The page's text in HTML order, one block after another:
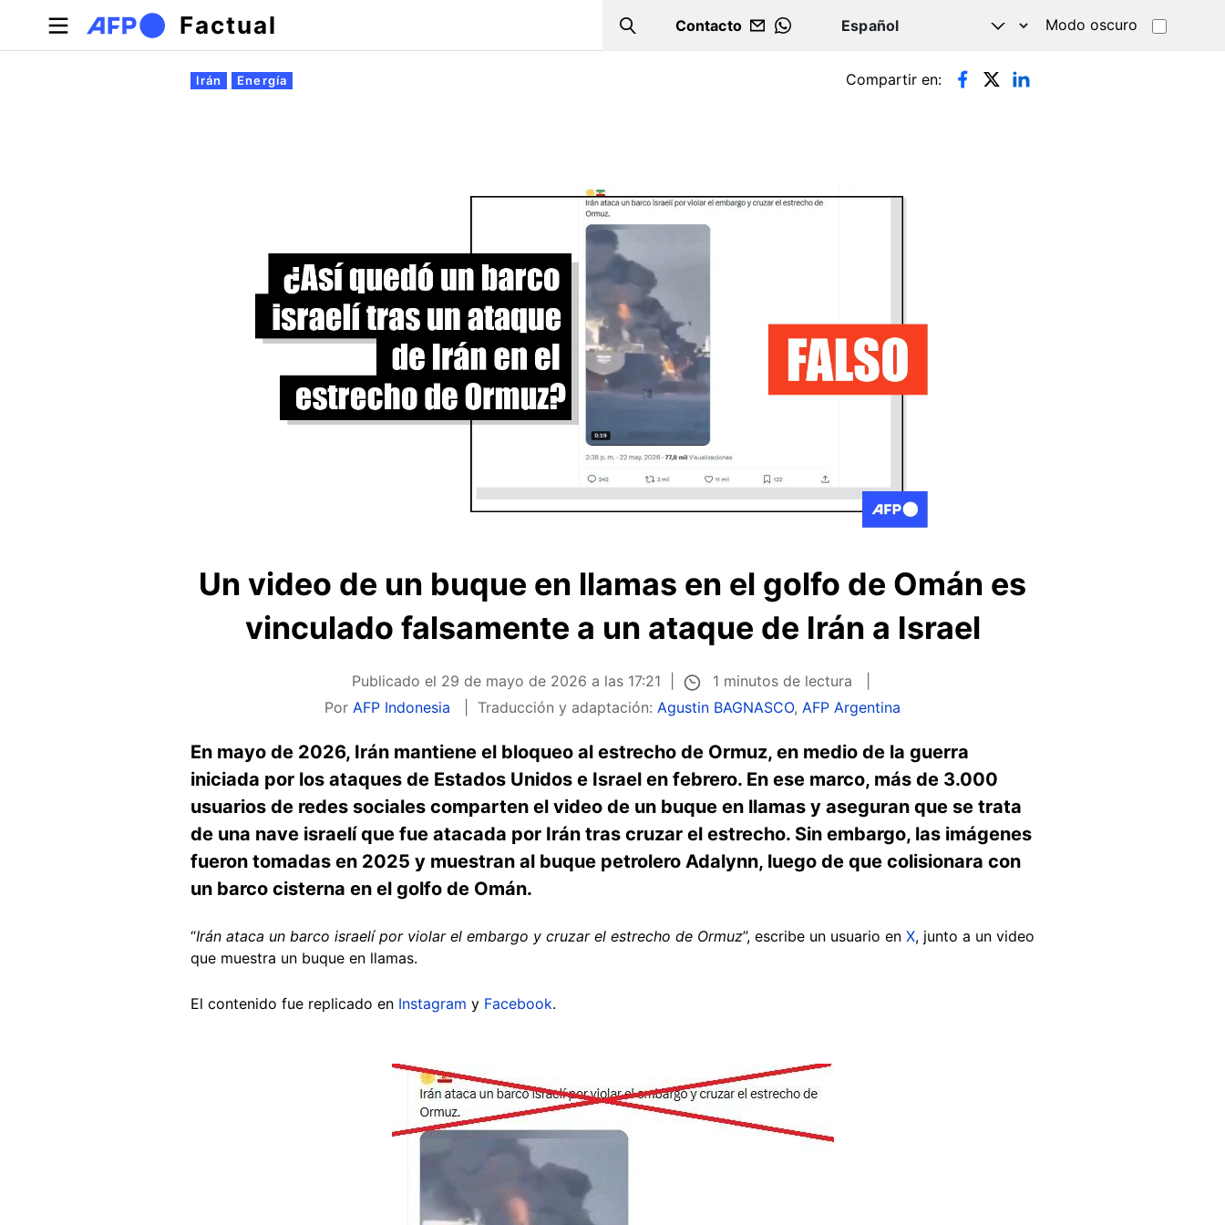
Pasar al contenido principal
Factual Search
Contacto
WHATSAPP
Modo oscuro
Solapas principales
Irán Energía Compartir en:
Un video de un buque en llamas en el golfo de Omán es
vinculado falsamente a un ataque de Irán a Israel
Publicado el 29 de mayo de 2026 a las 17:21
1 minutos de lectura
Por AFP Indonesia Traducción y adaptación: Agustin BAGNASCO, AFP Argentina
En mayo de 2026, Irán mantiene el bloqueo al estrecho de Ormuz, en medio de la guerra
iniciada por los ataques de Estados Unidos e Israel en febrero. En ese marco, más de 3.000
usuarios de redes sociales comparten el video de un buque en llamas y aseguran que se trata
de una nave israelí que fue atacada por Irán tras cruzar el estrecho. Sin embargo, las imágenes
fueron tomadas en 2025 y muestran al buque petrolero Adalynn, luego de que colisionara con
un barco cisterna en el golfo de Omán.
“Irán ataca un barco israelí por violar el embargo y cruzar el estrecho de Ormuz”, escribe un usuario en X, junto a un video
que muestra un buque en llamas.
El contenido fue replicado en Instagram y Facebook.